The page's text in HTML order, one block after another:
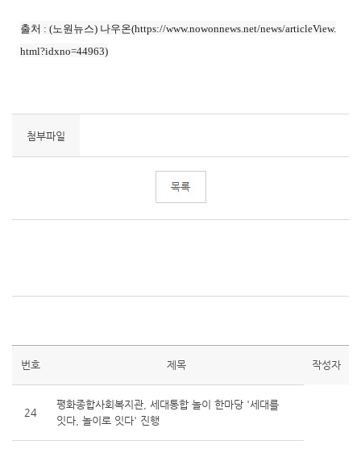
출처 : (노원뉴스) 나우온(https://www.nowonnews.net/news/articleView.
html?idxno=44963)
첨부파일
번호 제목 작성자
24
평화종합사회복지관, 세대통합 놀이 한마당 '세대를
잇다, 놀이로 잇다' 진행